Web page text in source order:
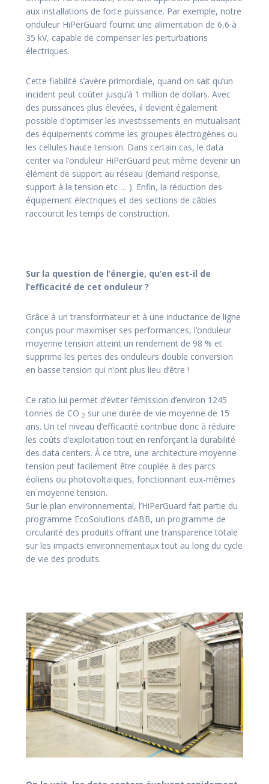
aux installations de forte puissance. Par exemple, notre
onduleur HiPerGuard fournit une alimentation de 6,6 à
35 kV, capable de compenser les perturbations
électriques.
Cette fiabilité s’avère primordiale, quand on sait qu’un
incident peut coûter jusqu’à 1 million de dollars. Avec
des puissances plus élevées, il devient également
possible d’optimiser les investissements en mutualisant
des équipements comme les groupes électrogènes ou
les cellules haute tension. Dans certain cas, le data
center via l’onduleur HiPerGuard peut même devenir un
élément de support au réseau (demand response,
support à la tension etc … ). Enfin, la réduction des
équipement électriques et des sections de câbles
raccourcit les temps de construction.
Sur la question de l’énergie, qu’en est-il de
l’efficacité de cet onduleur ?
Grâce à un transformateur et à une inductance de ligne
conçus pour maximiser ses performances, l’onduleur
moyenne tension atteint un rendement de 98 % et
supprime les pertes des onduleurs double conversion
en basse tension qui n’ont plus lieu d’être !
Ce ratio lui permet d’éviter l’émission d’environ 1245
tonnes de CO 2 sur une durée de vie moyenne de 15
ans. Un tel niveau d’efficacité contribue donc à réduire
les coûts d’exploitation tout en renforçant la durabilité
des data centers. À ce titre, une architecture moyenne
tension peut facilement être couplée à des parcs
éoliens ou photovoltaïques, fonctionnant eux-mêmes
en moyenne tension.
Sur le plan environnemental, l’HiPerGuard fait partie du
programme EcoSolutions d’ABB, un programme de
circularité des produits offrant une transparence totale
sur les impacts environnementaux tout au long du cycle
de vie des produits.